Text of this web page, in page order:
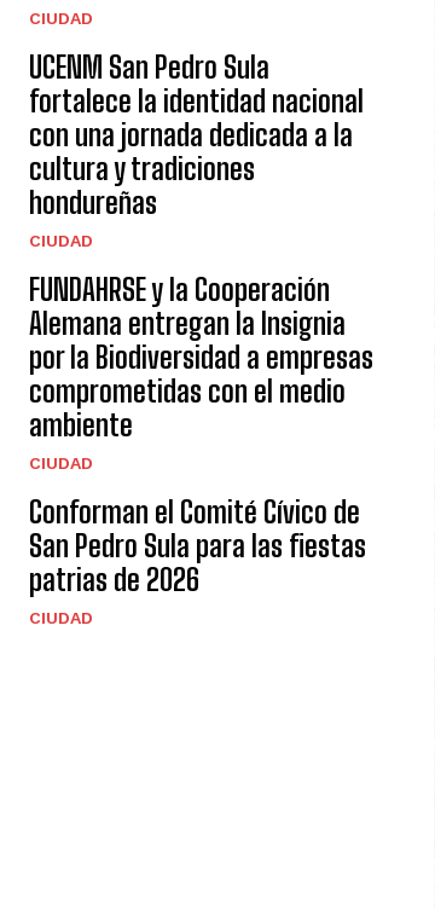
CIUDAD
UCENM San Pedro Sula
fortalece la identidad nacional
con una jornada dedicada a la
cultura y tradiciones
hondureñas
CIUDAD
FUNDAHRSE y la Cooperación
Alemana entregan la Insignia
por la Biodiversidad a empresas
comprometidas con el medio
ambiente
CIUDAD
Conforman el Comité Cívico de
San Pedro Sula para las fiestas
patrias de 2026
CIUDAD